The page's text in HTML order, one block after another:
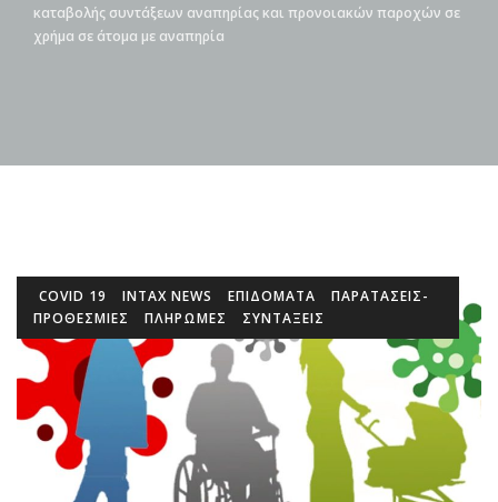
καταβολής συντάξεων αναπηρίας και προνοιακών παροχών σε
χρήμα σε άτομα με αναπηρία
COVID 19 INTAX NEWS ΕΠΙΔΌΜΑΤΑ
ΠΑΡΑΤΑΣΕΙΣ-
ΠΡΟΘΕΣΜΙΕΣ
ΠΛΗΡΩΜΕΣ ΣΥΝΤΑΞΕΙΣ